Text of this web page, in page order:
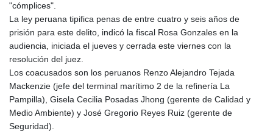
"cómplices".
La ley peruana tipifica penas de entre cuatro y seis años de
prisión para este delito, indicó la fiscal Rosa Gonzales en la
audiencia, iniciada el jueves y cerrada este viernes con la
resolución del juez.
Los coacusados son los peruanos Renzo Alejandro Tejada
Mackenzie (jefe del terminal marítimo 2 de la refinería La
Pampilla), Gisela Cecilia Posadas Jhong (gerente de Calidad y
Medio Ambiente) y José Gregorio Reyes Ruiz (gerente de
Seguridad).